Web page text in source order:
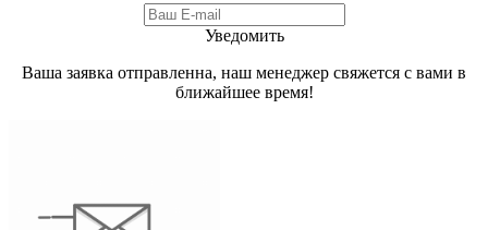
Уведомить
Ваша заявка отправленна, наш менеджер свяжется с вами в
ближайшее время!